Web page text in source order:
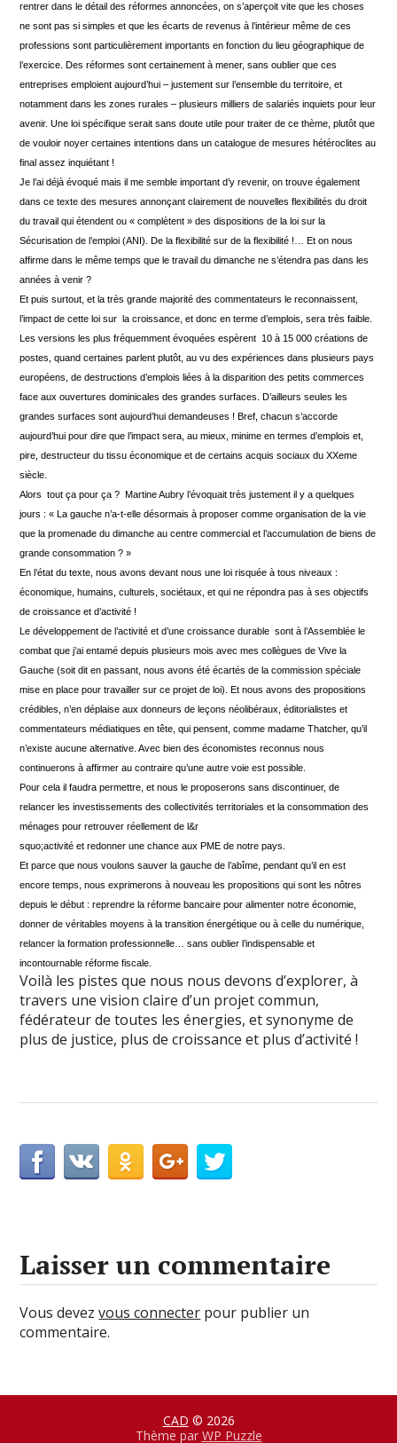
rentrer dans le détail des réformes annoncées, on s’aperçoit vite que les choses
ne sont pas si simples et que les écarts de revenus à l’intérieur même de ces
professions sont particulièrement importants en fonction du lieu géographique de
l’exercice. Des réformes sont certainement à mener, sans oublier que ces
entreprises emploient aujourd’hui – justement sur l’ensemble du territoire, et
notamment dans les zones rurales – plusieurs milliers de salariés inquiets pour leur
avenir. Une loi spécifique serait sans doute utile pour traiter de ce thème, plutôt que
de vouloir noyer certaines intentions dans un catalogue de mesures hétéroclites au
final assez inquiétant !
Je l’ai déjà évoqué mais il me semble important d’y revenir, on trouve également
dans ce texte des mesures annonçant clairement de nouvelles flexibilités du droit
du travail qui étendent ou « complètent » des dispositions de la loi sur la
Sécurisation de l’emploi (ANI). De la flexibilité sur de la flexibilité !… Et on nous
affirme dans le même temps que le travail du dimanche ne s’étendra pas dans les
années à venir ?
Et puis surtout, et la très grande majorité des commentateurs le reconnaissent,
l’impact de cette loi sur la croissance, et donc en terme d’emplois, sera très faible.
Les versions les plus fréquemment évoquées espèrent 10 à 15 000 créations de
postes, quand certaines parlent plutôt, au vu des expériences dans plusieurs pays
européens, de destructions d’emplois liées à la disparition des petits commerces
face aux ouvertures dominicales des grandes surfaces. D’ailleurs seules les
grandes surfaces sont aujourd’hui demandeuses ! Bref, chacun s’accorde
aujourd’hui pour dire que l’impact sera, au mieux, minime en termes d’emplois et,
pire, destructeur du tissu économique et de certains acquis sociaux du XXeme
siècle.
Alors tout ça pour ça ? Martine Aubry l’évoquait très justement il y a quelques
jours : « La gauche n’a-t-elle désormais à proposer comme organisation de la vie
que la promenade du dimanche au centre commercial et l’accumulation de biens de
grande consommation ? »
En l’état du texte, nous avons devant nous une loi risquée à tous niveaux :
économique, humains, culturels, sociétaux, et qui ne répondra pas à ses objectifs
de croissance et d’activité !
Le développement de l’activité et d’une croissance durable sont à l’Assemblée le
combat que j’ai entamé depuis plusieurs mois avec mes collègues de Vive la
Gauche (soit dit en passant, nous avons été écartés de la commission spéciale
mise en place pour travailler sur ce projet de loi). Et nous avons des propositions
crédibles, n’en déplaise aux donneurs de leçons néolibéraux, éditorialistes et
commentateurs médiatiques en tête, qui pensent, comme madame Thatcher, qu’il
n’existe aucune alternative. Avec bien des économistes reconnus nous
continuerons à affirmer au contraire qu’une autre voie est possible.
Pour cela il faudra permettre, et nous le proposerons sans discontinuer, de
relancer les investissements des collectivités territoriales et la consommation des
ménages pour retrouver réellement de l&r
squo;activité et redonner une chance aux PME de notre pays.
Et parce que nous voulons sauver la gauche de l’abîme, pendant qu’il en est
encore temps, nous exprimerons à nouveau les propositions qui sont les nôtres
depuis le début : reprendre la réforme bancaire pour alimenter notre économie,
donner de véritables moyens à la transition énergétique ou à celle du numérique,
relancer la formation professionnelle… sans oublier l’indispensable et
incontournable réforme fiscale.
Voilà les pistes que nous nous devons d’explorer, à
travers une vision claire d’un projet commun,
fédérateur de toutes les énergies, et synonyme de
plus de justice, plus de croissance et plus d’activité !
Laisser un commentaire
Vous devezvous connecter pour publier un
commentaire.
CAD © 2026
Thème par WP Puzzle